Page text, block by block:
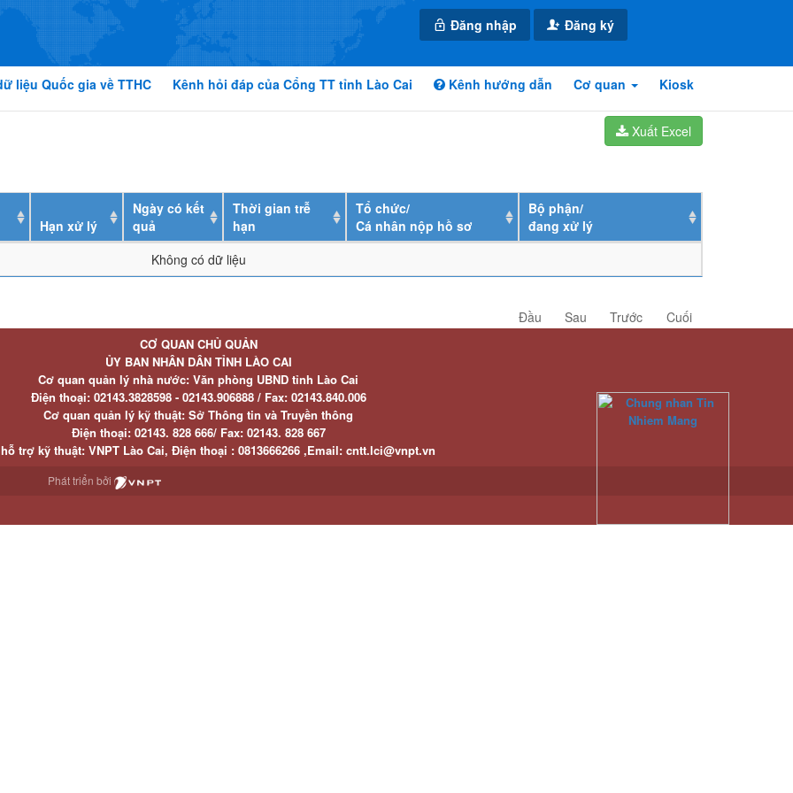
Đăng nhập Đăng ký
liệu Quốc gia về TTHC Kênh hỏi đáp của Cổng TT tỉnh Lào Cai Kênh hướng dẫn Cơ quan Kiosk
Xuất Excel
Hạn xử lý
Ngày có kết
quả
Thời gian trễ
hạn
Tổ chức/
Cá nhân nộp hồ sơ
Bộ phận/
đang xử lý
Không có dữ liệu
Đầu Sau Trước Cuối
CƠ QUAN CHỦ QUẢN
ỦY BAN NHÂN DÂN TỈNH LÀO CAI
Cơ quan quản lý nhà nước: Văn phòng UBND tỉnh Lào Cai
Điện thoại:02143.3828598 - 02143.906888 / Fax:02143.840.006
Cơ quan quản lý kỹ thuật: Sở Thông tin và Truyền thông
Điện thoại:02143. 828 666/ Fax:02143. 828 667
trợ kỹ thuật: VNPT Lào Cai, Điện thoại : 0813666266 ,Email: cntt.lci@vnpt.vn
Phát triển bởi